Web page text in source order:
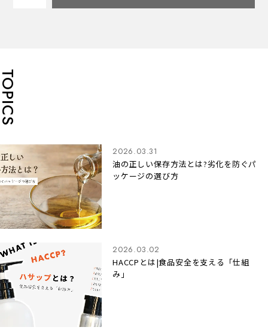
2026.03.31
油の正しい保存方法とは?劣化を防ぐパ
ッケージの選び方
2026.03.02
HACCPとは|食品安全を支える「仕組
み」